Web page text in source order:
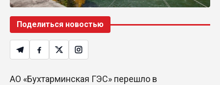
Поделиться новостью
АО «Бухтарминская ГЭС» перешло в